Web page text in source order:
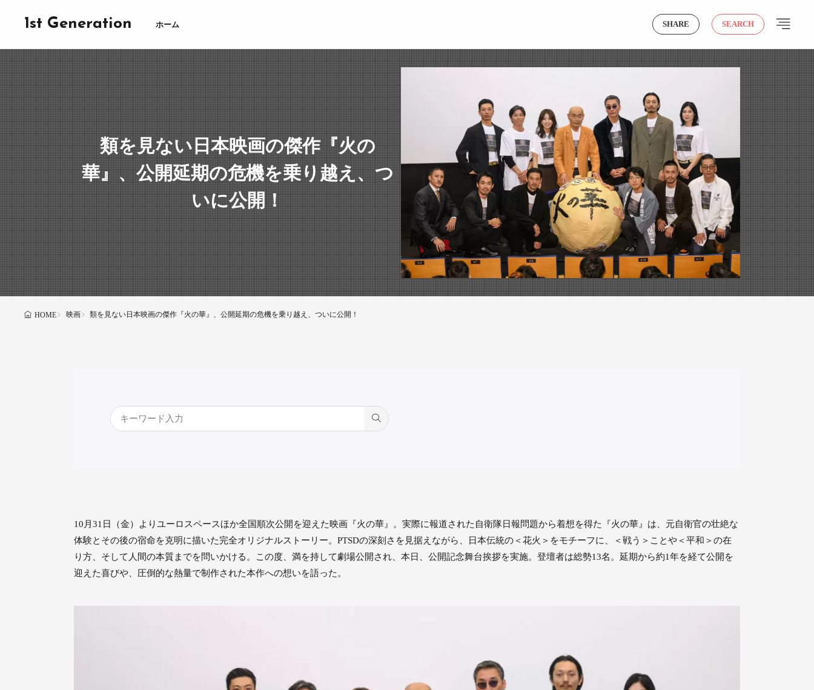
1st Generation ホーム SHARE SEARCH
類を見ない日本映画の傑作『火の
華』、公開延期の危機を乗り越え、つ
いに公開！
HOME 映画 類を見ない日本映画の傑作『火の華』、公開延期の危機を乗り越え、ついに公開！
10月31日（金）よりユーロスペースほか全国順次公開を迎えた映画『火の華』。実際に報道された自衛隊日報問題から着想を得た『火の華』は、元自衛官の壮絶な
体験とその後の宿命を克明に描いた完全オリジナルストーリー。PTSDの深刻さを見据えながら、日本伝統の＜花火＞をモチーフに、＜戦う＞ことや＜平和＞の在
り方、そして人間の本質までを問いかける。この度、満を持して劇場公開され、本日、公開記念舞台挨拶を実施。登壇者は総勢13名。延期から約1年を経て公開を
迎えた喜びや、圧倒的な熱量で制作された本作への想いを語った。